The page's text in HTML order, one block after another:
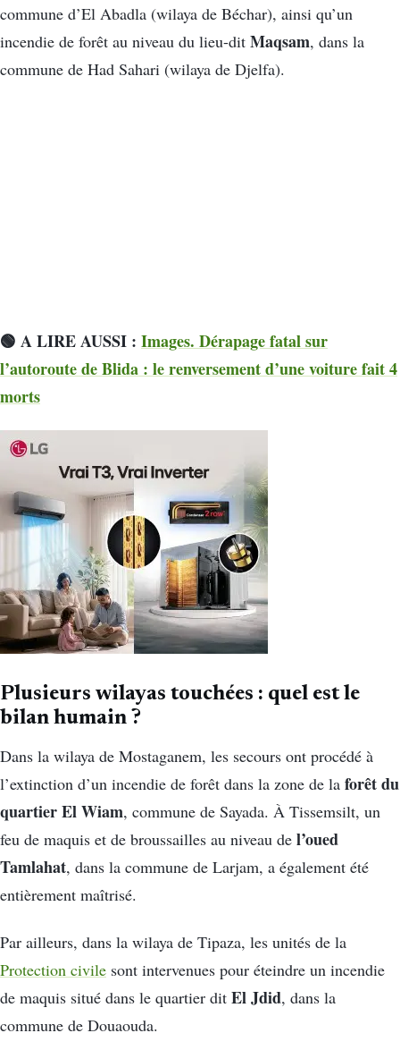
commune d’El Abadla (wilaya de Béchar), ainsi qu’un
incendie de forêt au niveau du lieu-dit Maqsam, dans la
commune de Had Sahari (wilaya de Djelfa).
🟢 A LIRE AUSSI : Images. Dérapage fatal sur
l’autoroute de Blida : le renversement d’une voiture fait 4
morts
Plusieurs wilayas touchées : quel est le
bilan humain ?
Dans la wilaya de Mostaganem, les secours ont procédé à
l’extinction d’un incendie de forêt dans la zone de la forêt du
quartier El Wiam, commune de Sayada. À Tissemsilt, un
feu de maquis et de broussailles au niveau de l’oued
Tamlahat, dans la commune de Larjam, a également été
entièrement maîtrisé.
Par ailleurs, dans la wilaya de Tipaza, les unités de la
Protection civile sont intervenues pour éteindre un incendie
de maquis situé dans le quartier dit El Jdid, dans la
commune de Douaouda.